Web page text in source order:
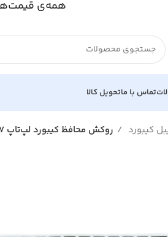
همه‌ی
تماس با ماتحویل کالا
کیبورد روکش محافظ کیبورد لپ‌تاپ Surface 4, 5, 6, 7 حروف فارسی‌دار سیلیکونی Crystal Guard MB